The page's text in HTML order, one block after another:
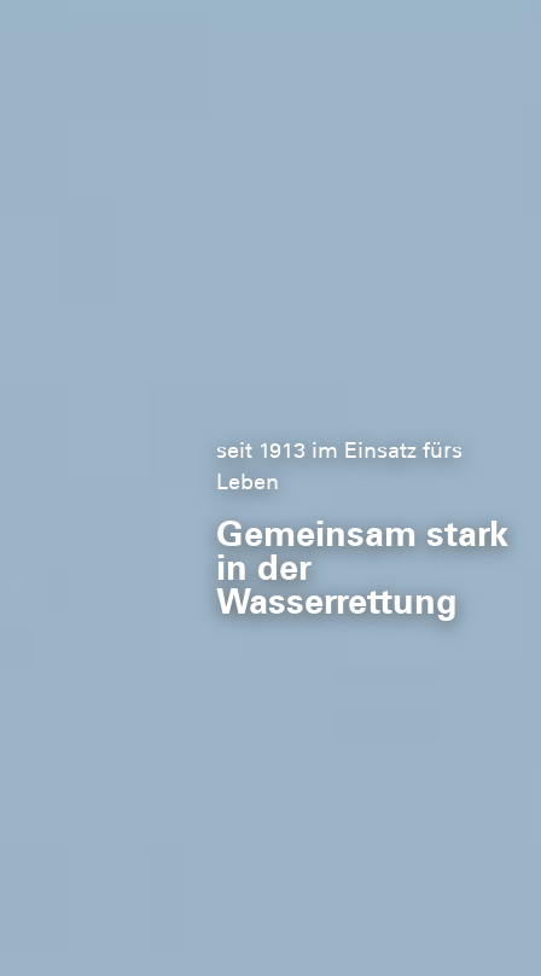
Schwimmkurse für Kinder
Für mehr Sicherheit im